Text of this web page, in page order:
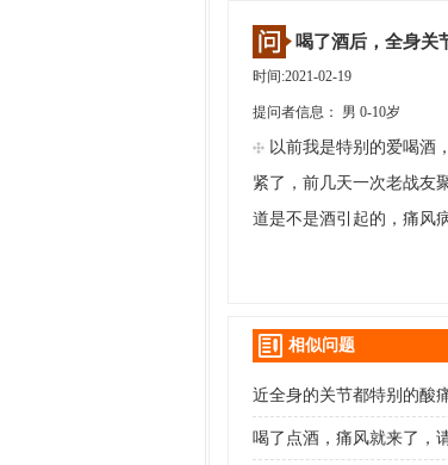
喝了酒后，全身关
时间:2021-02-19
提问者信息： 男 0-10岁
以前我是特别的爱喝酒
紧了，前几天一次老战友
道是不是酒引起的，痛风
相似问题
近全身的关节都特别的酸
喝了点酒，痛风就来了，